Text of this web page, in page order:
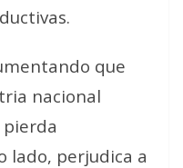
que
nacional
lado, perjudica a